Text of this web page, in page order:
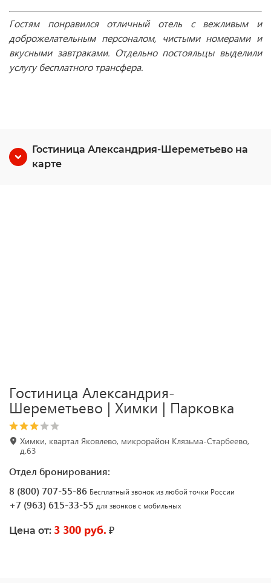
Гостям понравился отличный отель с вежливым и
доброжелательным персоналом, чистыми номерами и
вкусными завтраками. Отдельно постояльцы выделили
услугу бесплатного трансфера.
Гостиница Александрия-Шереметьево на
карте
Гостиница Александрия-
Шереметьево | Химки | Парковка
Химки, квартал Яковлево, микрорайон Клязьма-Старбеево,
д.63
Отдел бронирования:
8 (800) 707-55-86 Бесплатный звонок из любой точки России
+7 (963) 615-33-55 для звонков с мобильных
Цена от: 3 300 руб. ₽